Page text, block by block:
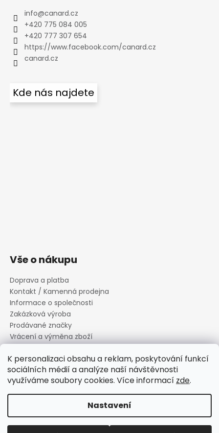
K personalizaci obsahu a reklam, poskytování funkcí
sociálních médií a analýze naší návštěvnosti
využíváme soubory cookies. Více informací zde.
Nastavení
info@canard.cz
+420 775 084 005
+420 777 307 654
https://www.facebook.com/canard.cz
canard.cz
Kde nás najdete
Vše o nákupu
Doprava a platba
Kontakt / Kamenná prodejna
Informace o společnosti
Zakázková výroba
Prodávané značky
Vrácení a výměna zboží
Informace o souborech cookies
Reklamační řád
Obchodní podmínky
Copyright 2026Canard s.r.o.. Všechna práva vyhrazena.